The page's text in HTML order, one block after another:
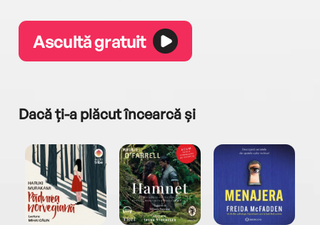
Ascultă gratuit
Dacă ți-a plăcut încearcă și